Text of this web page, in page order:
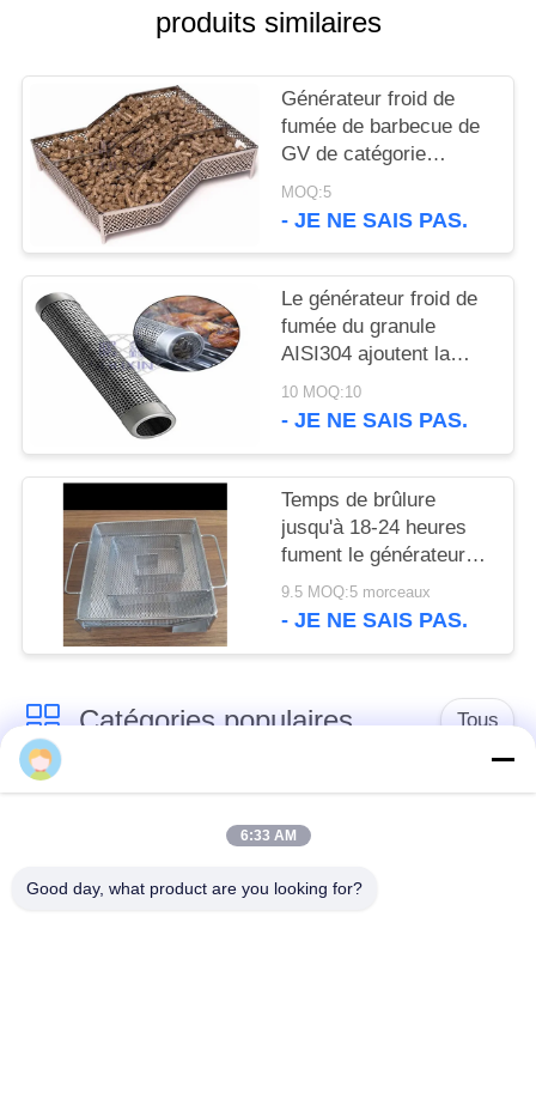
UN DEVIS
DU
SITE
POLITIQUE
DE
CONFIDENTIALITÉ
produits similaires
Générateur froid de
fumée de barbecue de
GV de catégorie
comestible pour la
viande de tabagisme
MOQ:5
- JE NE SAIS PAS.
Le générateur froid de
fumée du granule
AISI304 ajoutent la
saveur de fumée aux
nourritures grillées
10 MOQ:10
- JE NE SAIS PAS.
Temps de brûlure
jusqu'à 18-24 heures
fument le générateur
pour le tabagisme froid
9.5 MOQ:5 morceaux
- JE NE SAIS PAS.
Catégories populaires Tous
Barrière défensive Barrière militaire
de bastion
sable
6:33 AM
Good day, what product are you looking for?